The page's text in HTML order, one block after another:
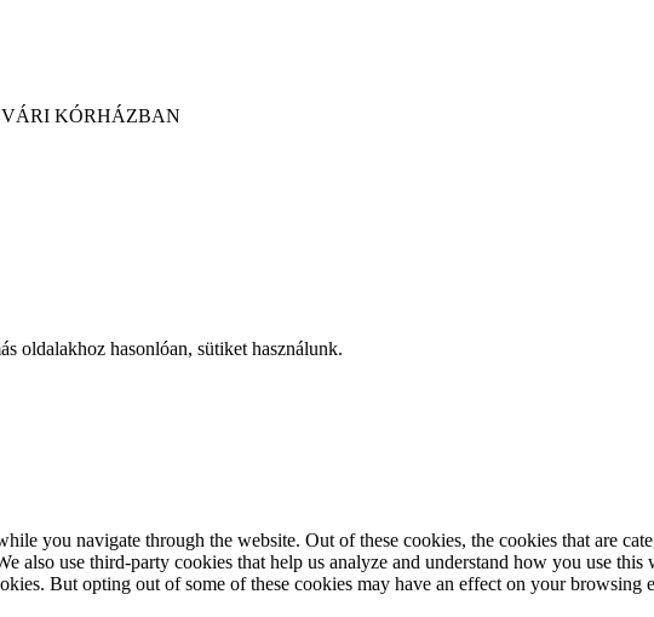
KÓRHÁZBAN
oldalakhoz hasonlóan, sütiket használunk.
you navigate through the website. Out of these cookies, the cookies that are
also use third-party cookies that help us analyze and understand how you use
But opting out of some of these cookies may have an effect on your browsing